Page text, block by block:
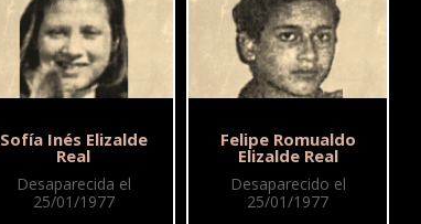
Sofía Inés Elizalde
Real
Desaparecida el
25/01/1977
Felipe Romualdo
Elizalde Real
Desaparecido el
25/01/1977